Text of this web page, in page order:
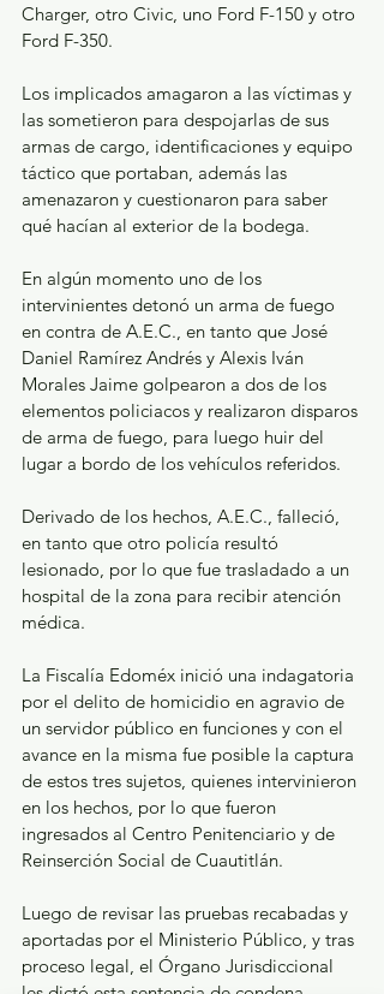
Charger, otro Civic, uno Ford F-150 y otro
Ford F-350.
Los implicados amagaron a las víctimas y
las sometieron para despojarlas de sus
armas de cargo, identificaciones y equipo
táctico que portaban, además las
amenazaron y cuestionaron para saber
qué hacían al exterior de la bodega.
En algún momento uno de los
intervinientes detonó un arma de fuego
en contra de A.E.C., en tanto que José
Daniel Ramírez Andrés y Alexis Iván
Morales Jaime golpearon a dos de los
elementos policiacos y realizaron disparos
de arma de fuego, para luego huir del
lugar a bordo de los vehículos referidos.
Derivado de los hechos, A.E.C., falleció,
en tanto que otro policía resultó
lesionado, por lo que fue trasladado a un
hospital de la zona para recibir atención
médica.
La Fiscalía Edoméx inició una indagatoria
por el delito de homicidio en agravio de
un servidor público en funciones y con el
avance en la misma fue posible la captura
de estos tres sujetos, quienes intervinieron
en los hechos, por lo que fueron
ingresados al Centro Penitenciario y de
Reinserción Social de Cuautitlán.
Luego de revisar las pruebas recabadas y
aportadas por el Ministerio Público, y tras
proceso legal, el Órgano Jurisdiccional